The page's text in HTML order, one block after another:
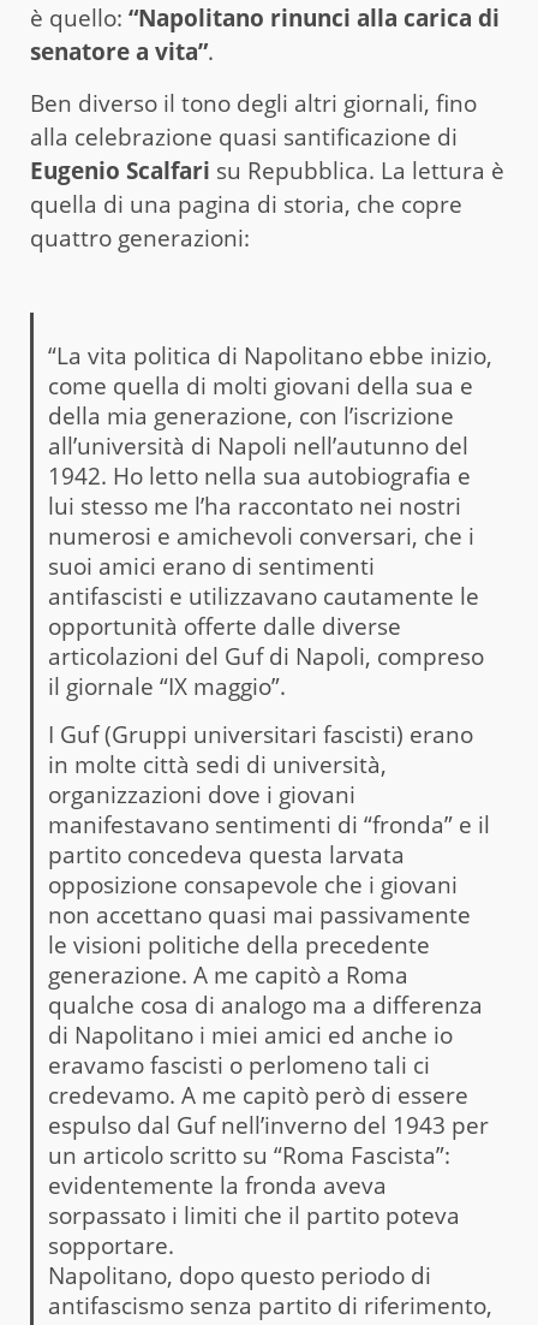
è quello: “Napolitano rinunci alla carica di
senatore a vita”.
Ben diverso il tono degli altri giornali, fino
alla celebrazione quasi santificazione di
Eugenio Scalfari su Repubblica. La lettura è
quella di una pagina di storia, che copre
quattro generazioni:
“La vita politica di Napolitano ebbe inizio,
come quella di molti giovani della sua e
della mia generazione, con l’iscrizione
all’università di Napoli nell’autunno del
1942. Ho letto nella sua autobiografia e
lui stesso me l’ha raccontato nei nostri
numerosi e amichevoli conversari, che i
suoi amici erano di sentimenti
antifascisti e utilizzavano cautamente le
opportunità offerte dalle diverse
articolazioni del Guf di Napoli, compreso
il giornale “IX maggio”.
I Guf (Gruppi universitari fascisti) erano
in molte città sedi di università,
organizzazioni dove i giovani
manifestavano sentimenti di “fronda” e il
partito concedeva questa larvata
opposizione consapevole che i giovani
non accettano quasi mai passivamente
le visioni politiche della precedente
generazione. A me capitò a Roma
qualche cosa di analogo ma a differenza
di Napolitano i miei amici ed anche io
eravamo fascisti o perlomeno tali ci
credevamo. A me capitò però di essere
espulso dal Guf nell’inverno del 1943 per
un articolo scritto su “Roma Fascista”:
evidentemente la fronda aveva
sorpassato i limiti che il partito poteva
sopportare.
Napolitano, dopo questo periodo di
antifascismo senza partito di riferimento,